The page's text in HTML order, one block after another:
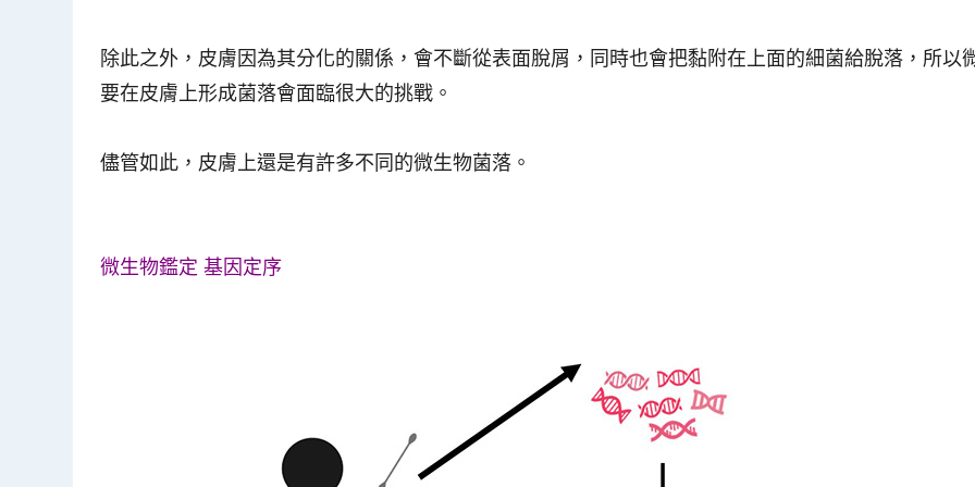
除此之外，皮膚因為其分化的關係，會不斷從表面脫屑，同時也會把黏附在上面的細菌給脫落，所以
要在皮膚上形成菌落會面臨很大的挑戰。
儘管如此，皮膚上還是有許多不同的微生物菌落。
微生物鑑定 基因定序